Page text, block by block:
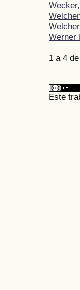
Werner
1 a 4
Este